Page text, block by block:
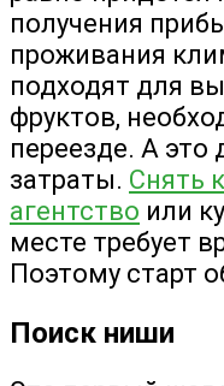
получения
проживания
подходят для
фруктов,
переезде. А
затраты. Снять
агентство или
месте требует
Поэтому старт
Поиск ниши